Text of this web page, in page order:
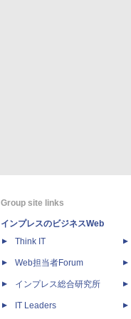
Group site links
インプレスのビジネスWeb
Think IT
Web担当者Forum
インプレス総合研究所
IT Leaders